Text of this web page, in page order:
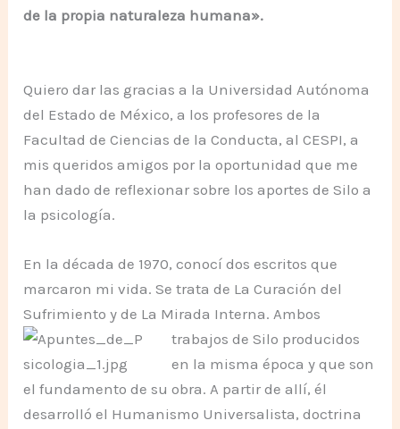
de la propia naturaleza humana».
Quiero dar las gracias a la Universidad Autónoma
del Estado de México, a los profesores de la
Facultad de Ciencias de la Conducta, al CESPI, a
mis queridos amigos por la oportunidad que me
han dado de reflexionar sobre los aportes de Silo a
la psicología.
En la década de 1970, conocí dos escritos que
marcaron mi vida. Se trata de La Curación del
Sufrimiento y de La Mirada Interna. Ambos
trabajos de Silo producidos
en la misma época y que son
el fundamento de su obra. A partir de allí, él
desarrolló el Humanismo Universalista, doctrina